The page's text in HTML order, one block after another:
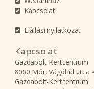
Kapcsolat
Elállási nyilatkozat
Kapcsolat
Gazdabolt-Kertcentrum
8060 Mór, Vágóhíd utca
Gazdabolt-Kertcentrum